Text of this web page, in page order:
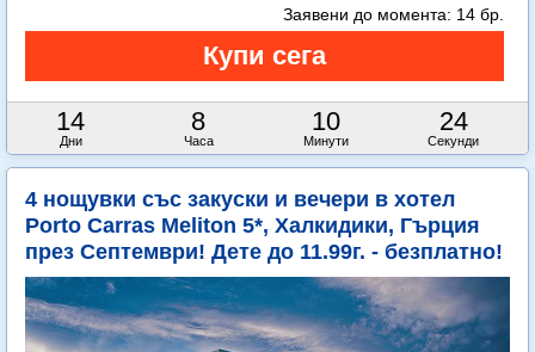
14
Дни
8
Часа
10
Минути
23
Секунди
Заявени до момента: 14 бр.
4 нощувки със закуски и вечери в хотел
Porto Carras Meliton 5*, Халкидики, Гърция
през Септември! Дете до 11.99г. - безплатно!